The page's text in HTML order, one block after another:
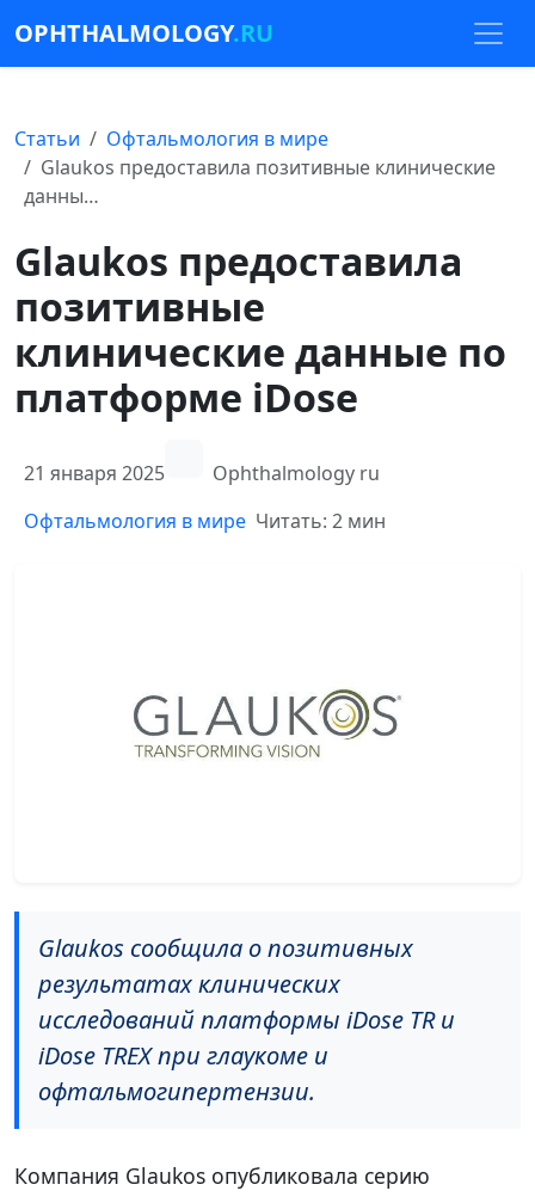
OPHTHALMOLOGY.RU
Статьи
Офтальмология в мире
Glaukos предоставила позитивные клинические
данны…
Glaukos предоставила
позитивные
клинические данные по
платформе iDose
21 января 2025
Ophthalmology ru
Офтальмология в мире Читать: 2 мин
Glaukos сообщила о позитивных
результатах клинических
исследований платформы iDose TR и
iDose TREX при глаукоме и
офтальмогипертензии.
Компания Glaukos опубликовала серию